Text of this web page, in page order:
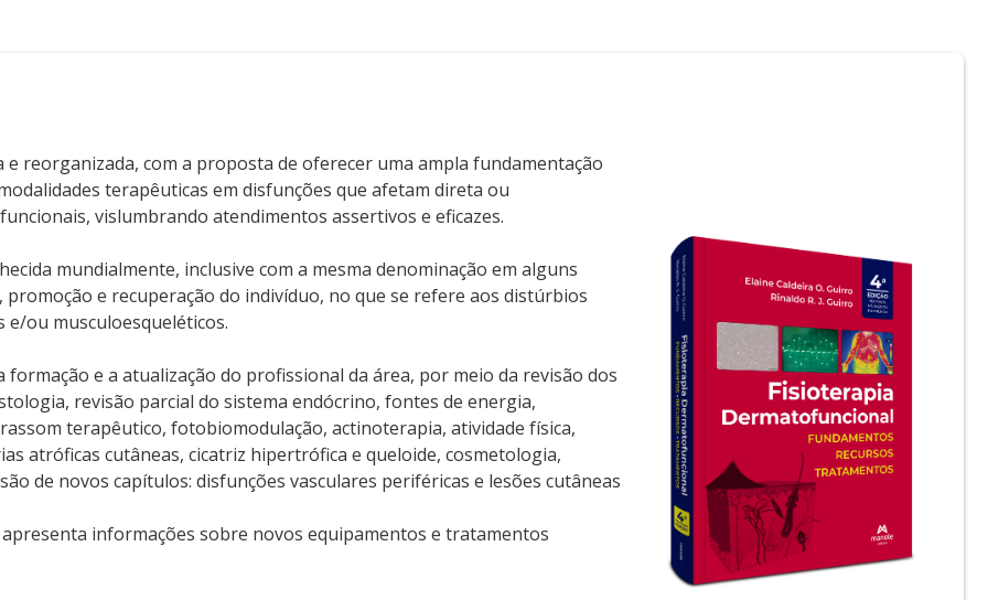
reorganizada, com a proposta de oferecer uma ampla fundamentação
terapêuticas em disfunções que afetam direta ou
vislumbrando atendimentos assertivos e eficazes.
mundialmente, inclusive com a mesma denominação em alguns
e recuperação do indivíduo, no que se refere aos distúrbios
ou musculoesqueléticos.
e a atualização do profissional da área, por meio da revisão dos
revisão parcial do sistema endócrino, fontes de energia,
terapêutico, fotobiomodulação, actinoterapia, atividade física,
atróficas cutâneas, cicatriz hipertrófica e queloide, cosmetologia,
de novos capítulos: disfunções vasculares periféricas e lesões cutâneas
informações sobre novos equipamentos e tratamentos